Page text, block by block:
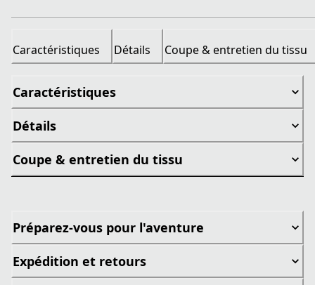
Caractéristiques Détails Coupe & entretien du tissu
Caractéristiques
Détails
Coupe & entretien du tissu
Préparez-vous pour l'aventure
Expédition et retours